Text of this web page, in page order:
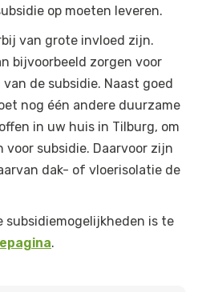
op moeten leveren.
van grote invloed zijn.
bijvoorbeeld zorgen voor
de subsidie. Naast goed
nog één andere duurzame
in uw huis in Tilburg, om
voor subsidie. Daarvoor zijn
dak- of vloerisolatie de
subsidiemogelijkheden is te
.